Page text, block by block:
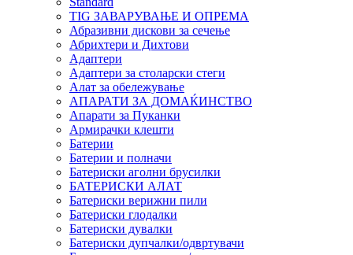
TIG ЗАВАРУВАЊЕ И ОПРЕМА
Абразивни дискови за сечење
Абрихтери и Дихтови
Адаптери
Адаптери за столарски стеги
Алат за обележување
АПАРАТИ ЗА ДОМАЌИНСТВО
Апарати за Пуканки
Армирачки клешти
Батерии
Батерии и полначи
Батериски аголни брусилки
БАТЕРИСКИ АЛАТ
Батериски верижни пили
Батериски глодалки
Батериски дувалки
Батериски дупчалки/одвртувачи